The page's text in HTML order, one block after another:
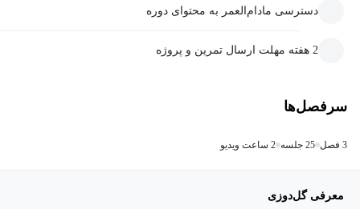
دسترسی مادام‌العمر به محتوای دوره
2 هفته مهلت ارسال تمرین و پروژه
سرفصل‌ها
3 فصل 25 جلسه 2 ساعت ویدیو
معرفی گل‌دوزی